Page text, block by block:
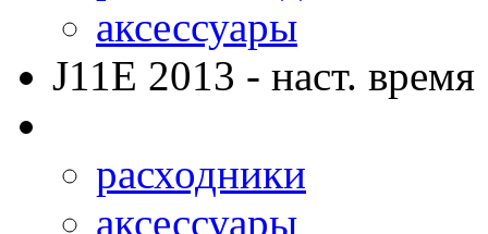
аксессуары
J11E 2013 - наст. время
расходники
аксессуары